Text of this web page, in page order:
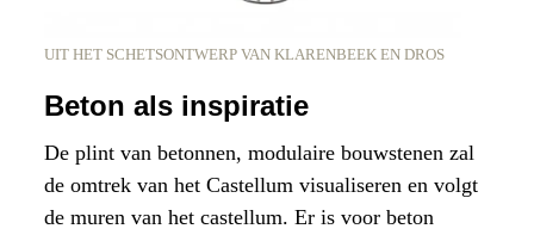
UIT HET SCHETSONTWERP VAN KLARENBEEK EN DROS
Beton als inspiratie
De plint van betonnen, modulaire bouwstenen zal
de omtrek van het Castellum visualiseren en volgt
de muren van het castellum. Er is voor beton